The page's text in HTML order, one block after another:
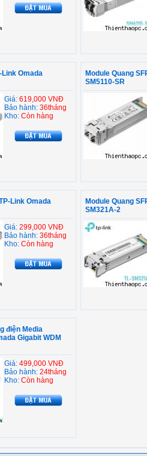
Link Omada
Giá: 619,000 VNĐ
Bảo hành: 36tháng
Kho: Còn hàng
Module Quang
SM5110-SR
Link Omada
Giá: 299,000 VNĐ
Bảo hành: 36tháng
Kho: Còn hàng
Module Quang
SM321A-2
điện Media
Gigabit WDM
Giá: 499,000 VNĐ
Bảo hành: 24tháng
Kho: Còn hàng